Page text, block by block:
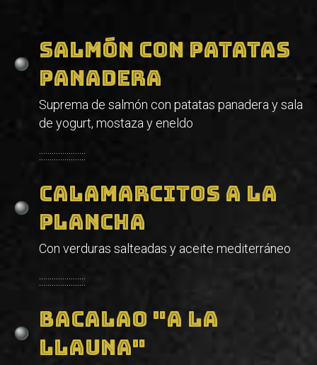
Salmón con patatas
panadera
Suprema de salmón con patatas panadera y sala
de yogurt, mostaza y eneldo
::::::::::::::::::::::
Calamarcitos a la
plancha
Con verduras salteadas y aceite mediterráneo
::::::::::::::::::::::
Bacalao "a la
llauna"